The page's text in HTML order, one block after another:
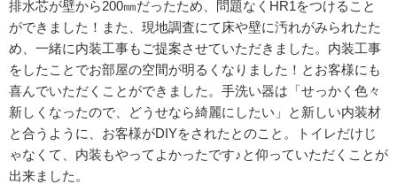
排水芯が壁から200㎜だったため、問題なくHR1をつけること
ができました！また、現地調査にて床や壁に汚れがみられたた
め、一緒に内装工事もご提案させていただきました。内装工事
をしたことでお部屋の空間が明るくなりました！とお客様にも
喜んでいただくことができました。手洗い器は「せっかく色々
新しくなったので、どうせなら綺麗にしたい」と新しい内装材
と合うように、お客様がDIYをされたとのこと。トイレだけじ
ゃなくて、内装もやってよかったです♪と仰っていただくことが
出来ました。